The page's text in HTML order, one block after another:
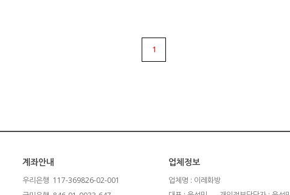
1
계좌안내
우리은행 117-369826-02-001
업체정보
업체명 : 이레화방